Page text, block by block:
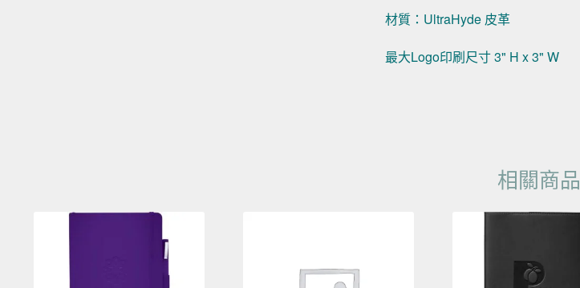
材質：UltraHyde 皮革
最大Logo印刷尺寸 3" H x 3" W
相關商品